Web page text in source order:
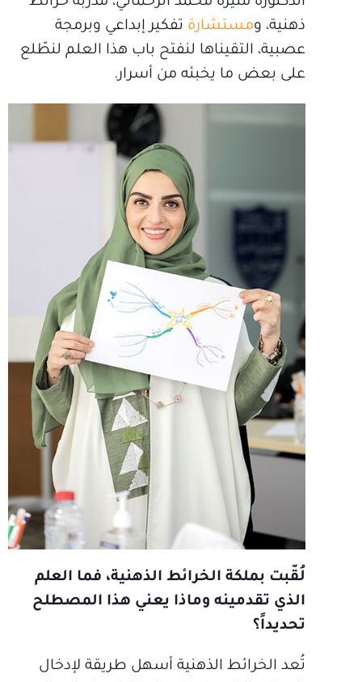
ذهنية، ومستشارة تفكير إبداعي وبرمجة
عصبية، التقيناها لنفتح باب هذا العلم لنطّلع
على بعض ما يخبئه من أسرار.
لُقّبت بملكة الخرائط الذهنية، فما العلم
الذي تقدمينه وماذا يعني هذا المصطلح
تحديداً؟
تُعد الخرائط الذهنية أسهل طريقة لإدخال